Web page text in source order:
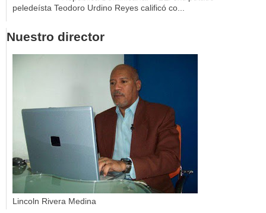
peledeísta Teodoro Urdino Reyes calificó co...
Nuestro director
Lincoln Rivera Medina